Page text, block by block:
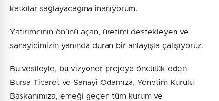
katkılar sağlayacağına inanıyorum.
Yatırımcının önünü açan, üretimi destekleyen ve
sanayicimizin yanında duran bir anlayışla çalışıyoruz.
Bu vesileyle, bu vizyoner projeye öncülük eden
Bursa Ticaret ve Sanayi Odamıza, Yönetim Kurulu
Başkanımıza, emeği geçen tüm kurum ve